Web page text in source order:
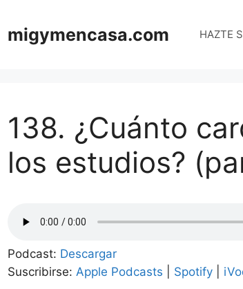
migymencasa.com HAZTE
138. ¿Cuánto
los estudios?
Podcast: Descargar
Suscribirse: Apple Podcasts Spotify